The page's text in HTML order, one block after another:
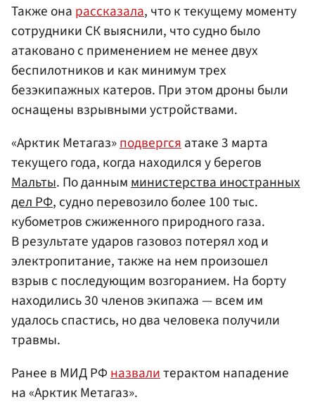
Также она рассказала, что к текущему моменту
сотрудники СК выяснили, что судно было
атаковано с применением не менее двух
беспилотников и как минимум трех
безэкипажных катеров. При этом дроны были
оснащены взрывными устройствами.
«Арктик Метагаз»подвергсяатаке 3 марта
текущего года, когда находился у берегов
Мальты. По даннымминистерства иностранных
дел РФ, судно перевозило более 100 тыс.
кубометров сжиженного природного газа.
В результате ударов газовоз потерял ход и
электропитание, также на нем произошел
взрыв с последующим возгоранием. На борту
находились 30 членов экипажа — всем им
удалось спастись, но два человека получили
травмы.
Ранее в МИД РФназвалитерактом нападение
на «Арктик Метагаз».